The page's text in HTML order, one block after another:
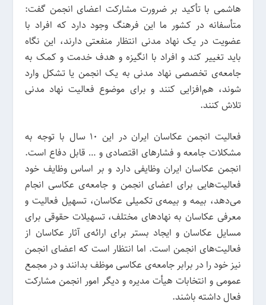
هاشمی با تأکید بر ضرورت مشارکت اعضای انجمن گفت:
متأسفانه در کشور ما این فرهنگ وجود دارد که افراد با
عضویت در یک نهاد مدنی انتظار منفعتی دارند، این نگاه
باید تغییر کند و افراد با انگیزه و هدف خدمت و کمک به
جامعه‌ی تخصصی نهاد مدنی به یک انجمن یا تشکل وارد
شوند، هم‌افزایی کنند و برای موضوع فعالیت نهاد مدنی
تلاش کنند.
فعالیت انجمن عکاسان ایران در این 10 سال با توجه به
مشکلات جامعه و فشارهای اقتصادی و … قابل دفاع است.
انجمن عکاسان ایران وظایفی دارد و بر اساس وظایف خود
فعالیت‌هایی برای اعضای انجمن و جامعه‌ی عکاسی انجام
می‌دهد، بیمه و بیمه‌ی تکمیلی عکاسان، تسهیل فعالیت و
معرفی عکاسان به نهادهای مختلف، تسهیلات حقوقی برای
مسایل عکاسان و ایجاد بستر برای ارائه‌ی آثار عکاسان از
فعالیت‌های انجمن است. اما انتظار است که اعضای انجمن
نیز خود را در برابر جامعه‌ی عکاسی موظف بدانند و در مجمع
عمومی و انتخابات هیأت مدیره و دیگر امور انجمن مشارکت
فعال داشته باشند.